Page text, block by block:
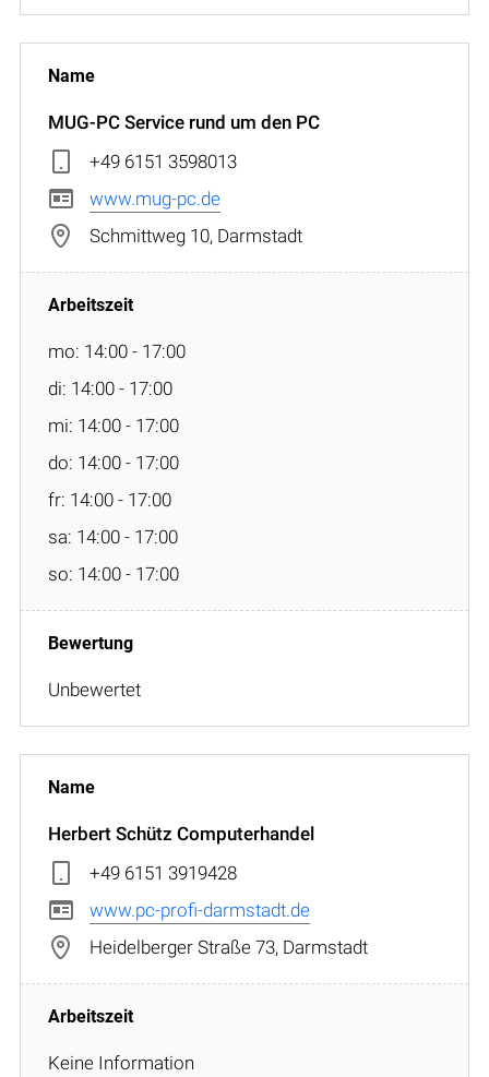
MUG-PC Service rund um den PC
+49 6151 3598013
www.mug-pc.de
Schmittweg 10, Darmstadt
mo: 14:00 - 17:00
di: 14:00 - 17:00
mi: 14:00 - 17:00
do: 14:00 - 17:00
fr: 14:00 - 17:00
sa: 14:00 - 17:00
so: 14:00 - 17:00
Unbewertet
Herbert Schütz Computerhandel
+49 6151 3919428
www.pc-profi-darmstadt.de
Heidelberger Straße 73, Darmstadt
Keine Information